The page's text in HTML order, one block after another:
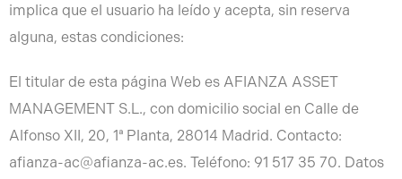
implica que el usuario ha leído y acepta, sin reserva
alguna, estas condiciones:
El titular de esta página Web es AFIANZA ASSET
MANAGEMENT S.L., con domicilio social en Calle de
Alfonso XII, 20, 1ª Planta, 28014 Madrid. Contacto:
afianza-ac@afianza-ac.es. Teléfono: 91 517 35 70. Datos